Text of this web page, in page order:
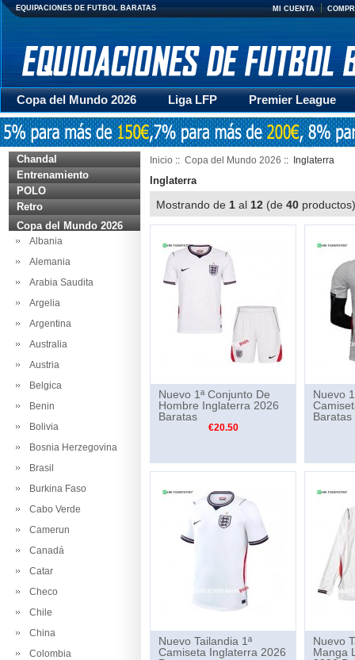
EQUIPACIONES DE FUTBOL BARATAS MI CUENTA
Copa del Mundo 2026 Liga LFP
Premier League
Mujer
Otras series Accesorios Entrenamiento
Chandal
Entrenamiento
POLO
Retro
Copa del Mundo 2026
Albania
Alemania
Arabia Saudita
Argelia
Argentina
Australia
Austria
Belgica
Benin
Bolivia
Bosnia Herzegovina
Brasil
Burkina Faso
Cabo Verde
Camerun
Canadá
Catar
Checo
Chile
China
Colombia
Inicio :: Copa del Mundo 2026 :: Inglaterra
Inglaterra
Mostrando de 1 al 12 (de 40
Nuevo 1ª Conjunto De
Hombre Inglaterra 2026
Baratas
€20.50
Nuevo
Baratas
Nuevo Tailandia 1ª
Camiseta Inglaterra 2026
Nuevo
Manga